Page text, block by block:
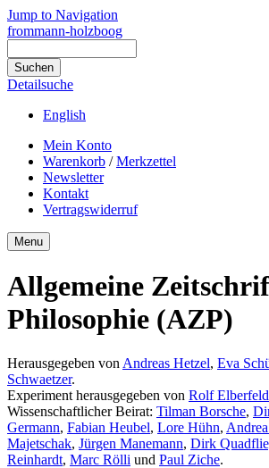
Jump to Navigation
frommann-holzboog
Detailsuche
English
Mein Konto
Warenkorb /Merkzettel
Newsletter
Kontakt
Vertragswiderruf
Menu
Allgemeine
Philosophie (AZP)
Herausgegeben von Andreas Hetzel, Eva
Schwaetzer.
Experiment herausgegeben von Rolf Elberfeld
Wissenschaftlicher Beirat: Tilman Borsche,
Germann, Fabian Heubel, Lore Hühn,
Majetschak, Jürgen Manemann, Dirk
Reinhardt, Marc Rölli und Paul Ziche.